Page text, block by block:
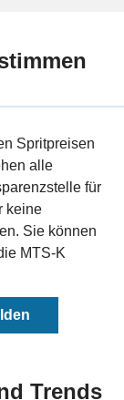
Spritpreisen
alle
für
keine
Sie können
MTS-K
Trends